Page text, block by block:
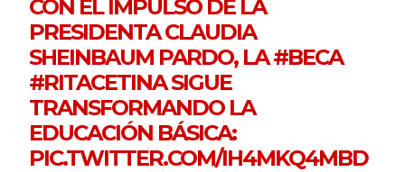
CON EL IMPULSO DE LA
PRESIDENTA CLAUDIA
SHEINBAUM PARDO, LA#BECA
#RITACETINASIGUE
TRANSFORMANDO LA
EDUCACIÓN BÁSICA:
PIC.TWITTER.COM/IH4MKQ4MBD